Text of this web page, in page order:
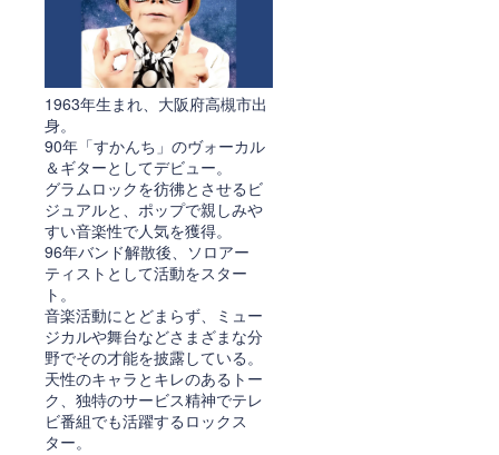
1963年生まれ、大阪府高槻市出
身。
90年「すかんち」のヴォーカル
＆ギターとしてデビュー。
グラムロックを彷彿とさせるビ
ジュアルと、ポップで親しみや
すい音楽性で人気を獲得。
96年バンド解散後、ソロアー
ティストとして活動をスター
ト。
音楽活動にとどまらず、ミュー
ジカルや舞台などさまざまな分
野でその才能を披露している。
天性のキャラとキレのあるトー
ク、独特のサービス精神でテレ
ビ番組でも活躍するロックス
ター。